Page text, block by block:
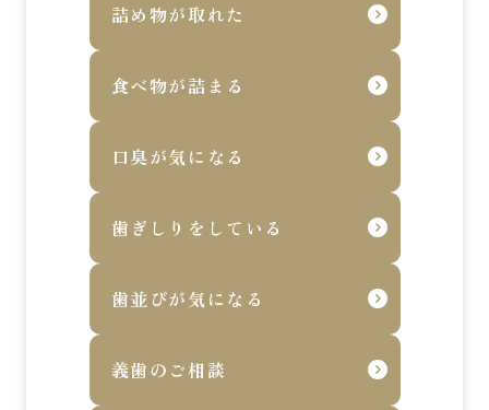
詰め物が取れた
食べ物が詰まる
口臭が気になる
歯ぎしりをしている
歯並びが気になる
義歯のご相談